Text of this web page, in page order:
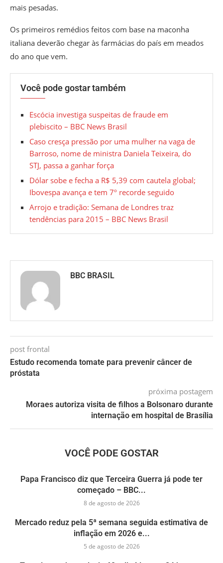
mais pesadas.
Os primeiros remédios feitos com base na maconha
italiana deverão chegar às farmácias do país em meados
do ano que vem.
Você pode gostar também
Escócia investiga suspeitas de fraude em
plebiscito – BBC News Brasil
Caso cresça pressão por uma mulher na vaga de
Barroso, nome de ministra Daniela Teixeira, do
STJ, passa a ganhar força
Dólar sobe e fecha a R$ 5,39 com cautela global;
Ibovespa avança e tem 7º recorde seguido
Arrojo e tradição: Semana de Londres traz
tendências para 2015 – BBC News Brasil
BBC BRASIL
post frontal
Estudo recomenda tomate para prevenir câncer de
próstata
próxima postagem
Moraes autoriza visita de filhos a Bolsonaro durante
internação em hospital de Brasília
VOCÊ PODE GOSTAR
Papa Francisco diz que Terceira Guerra já pode ter
começado – BBC...
8 de agosto de 2026
Mercado reduz pela 5ª semana seguida estimativa de
inflação em 2026 e...
5 de agosto de 2026